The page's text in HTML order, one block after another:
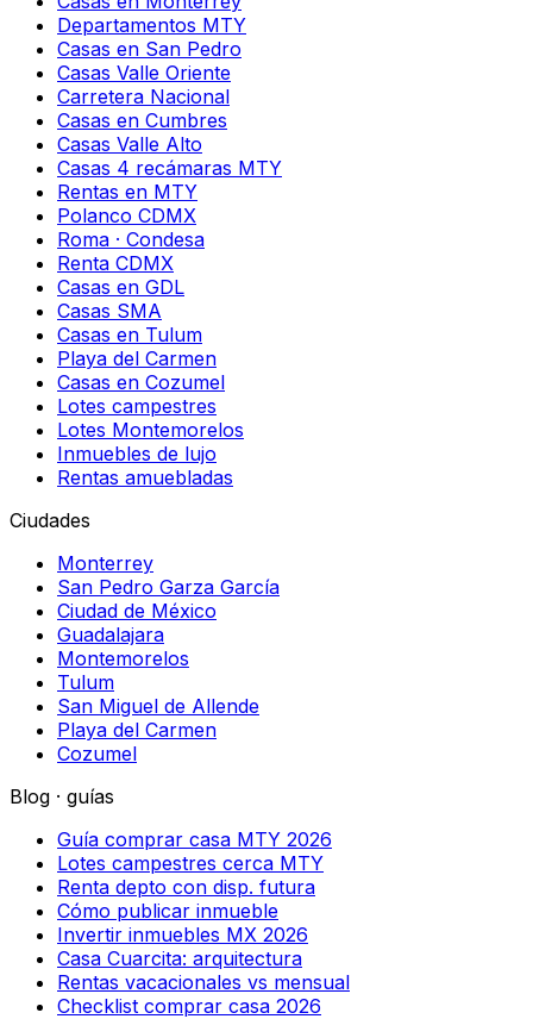
Departamentos MTY
Casas en San Pedro
Casas Valle Oriente
Carretera Nacional
Casas en Cumbres
Casas Valle Alto
Casas 4 recámaras MTY
Rentas en MTY
Polanco CDMX
Roma · Condesa
Renta CDMX
Casas en GDL
Casas SMA
Casas en Tulum
Playa del Carmen
Casas en Cozumel
Lotes campestres
Lotes Montemorelos
Inmuebles de lujo
Rentas amuebladas
Ciudades
Monterrey
San Pedro Garza García
Ciudad de México
Guadalajara
Montemorelos
Tulum
San Miguel de Allende
Playa del Carmen
Cozumel
Blog · guías
Guía comprar casa MTY 2026
Lotes campestres cerca MTY
Renta depto con disp. futura
Cómo publicar inmueble
Invertir inmuebles MX 2026
Casa Cuarcita: arquitectura
Rentas vacacionales vs mensual
Checklist comprar casa 2026